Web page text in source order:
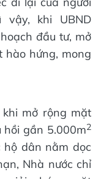
khi UBND
đầu tư, mở
hào hứng, mong
khi mở rộng mặt
hồi gần 5.000m2
dân nằm dọc
Nhà nước chỉ